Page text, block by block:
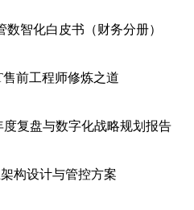
数智化白皮书（财务分册）
前工程师修炼之道
度复盘与数字化战略规划报告
构设计与管控方案